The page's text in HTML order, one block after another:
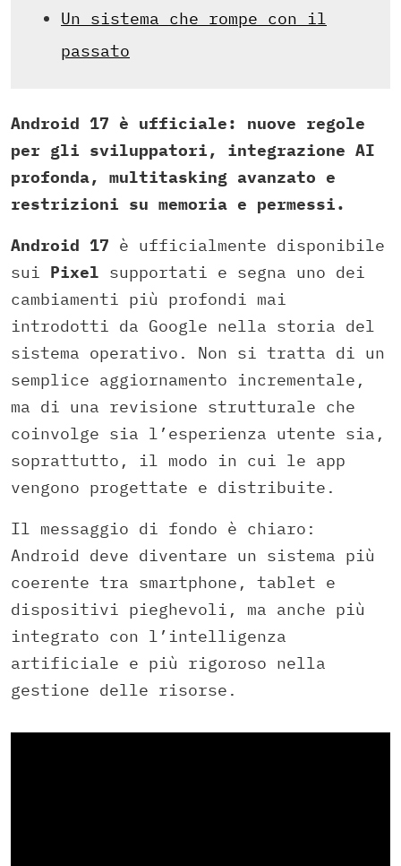
Un sistema che rompe con il
passato
Android 17 è ufficiale: nuove regole
per gli sviluppatori, integrazione AI
profonda, multitasking avanzato e
restrizioni su memoria e permessi.
Android 17 è ufficialmente disponibile
sui Pixel supportati e segna uno dei
cambiamenti più profondi mai
introdotti da Google nella storia del
sistema operativo. Non si tratta di un
semplice aggiornamento incrementale,
ma di una revisione strutturale che
coinvolge sia l’esperienza utente sia,
soprattutto, il modo in cui le app
vengono progettate e distribuite.
Il messaggio di fondo è chiaro:
Android deve diventare un sistema più
coerente tra smartphone, tablet e
dispositivi pieghevoli, ma anche più
integrato con l’intelligenza
artificiale e più rigoroso nella
gestione delle risorse.